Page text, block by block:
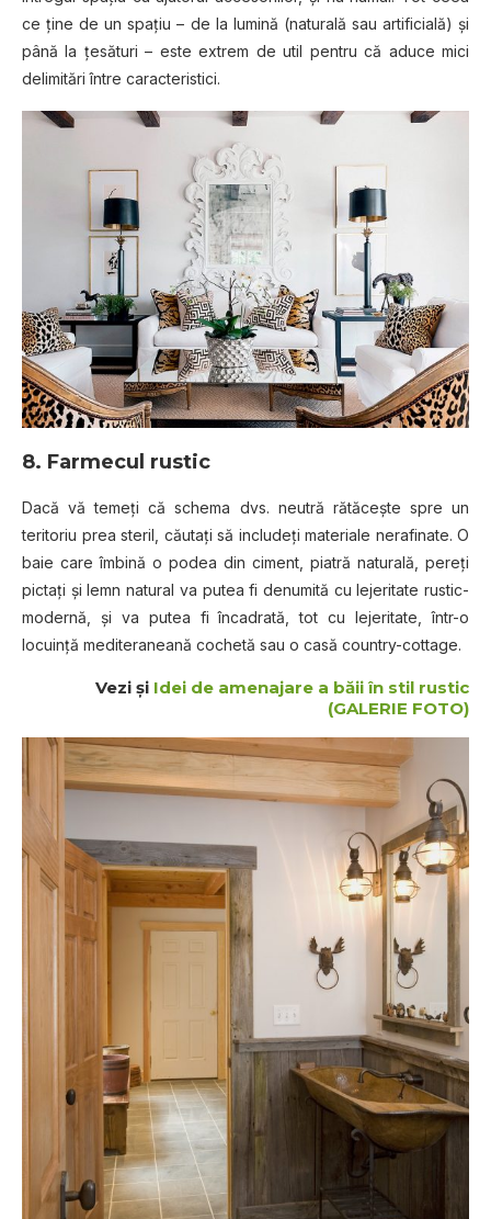
ce ține de un spațiu – de la lumină (naturală sau artificială) și
până la țesături – este extrem de util pentru că aduce mici
delimitări între caracteristici.
8. Farmecul rustic
Dacă vă temeți că schema dvs. neutră rătăcește spre un
teritoriu prea steril, căutați să includeți materiale nerafinate. O
baie care îmbină o podea din ciment, piatră naturală, pereți
pictați și lemn natural va putea fi denumită cu lejeritate rustic-
modernă, și va putea fi încadrată, tot cu lejeritate, într-o
locuință mediteraneană cochetă sau o casă country-cottage.
Vezi şi Idei de amenajare a băii în stil rustic
(GALERIE FOTO)